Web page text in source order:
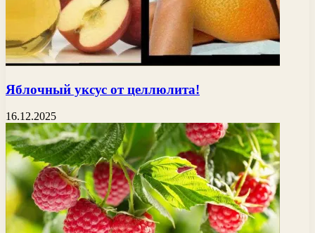
Яблочный уксус от целлюлита!
16.12.2025